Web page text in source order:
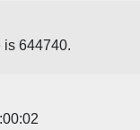
is 644740.